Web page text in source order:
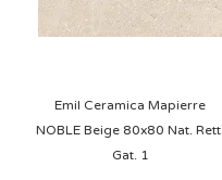
Emil Ceramica Mapierre
NOBLE Beige 80x80 Nat. Rett.
Gat. 1